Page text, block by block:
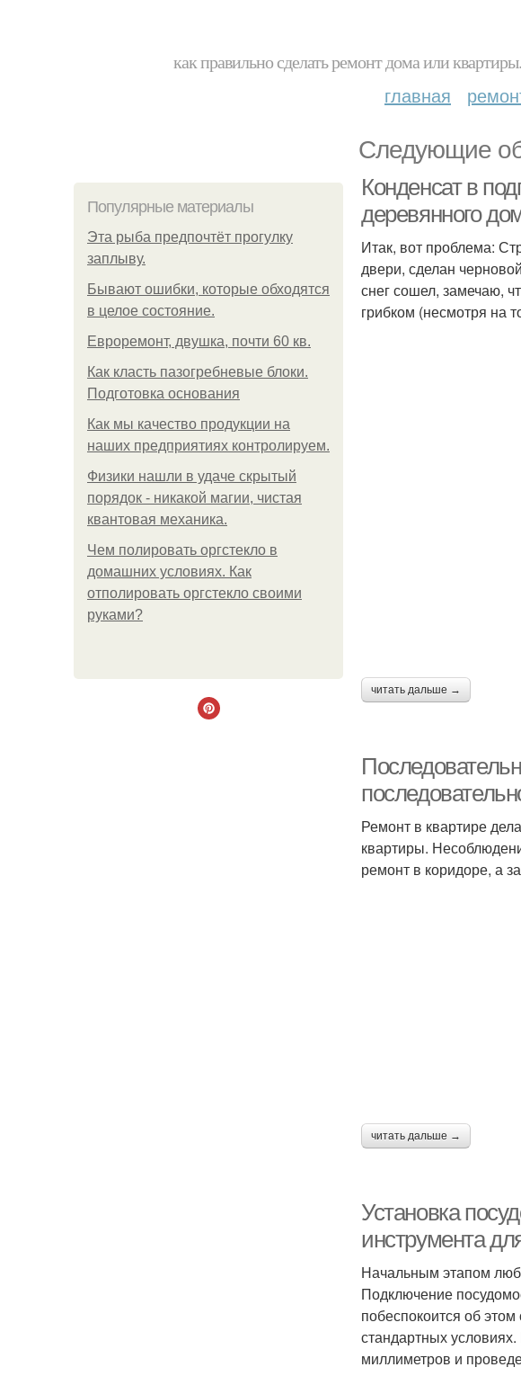
как правильно сделать ремонт дома или
главная
Следующие
Популярные материалы
Эта рыба предпочтёт прогулку
заплыву.
Бывают ошибки, которые обходятся
в целое состояние.
Евроремонт, двушка, почти 60 кв.
Как класть пазогребневые блоки.
Подготовка основания
Как мы качество продукции на
наших предприятиях контролируем.
Физики нашли в удаче скрытый
порядок - никакой магии, чистая
квантовая механика.
Чем полировать оргстекло в
домашних условиях. Как
отполировать оргстекло своими
руками?
Конденсат в
деревянного
Итак, вот проблема:
двери, сделан
снег сошел, замечаю,
грибком (несмотря на
читать дальше →
Ремонт в квартире
квартиры.
ремонт в коридоре, а
читать дальше →
Установка
инструмента
Начальным этапом
Подключение
побеспокоится об
стандартных
миллиметров и